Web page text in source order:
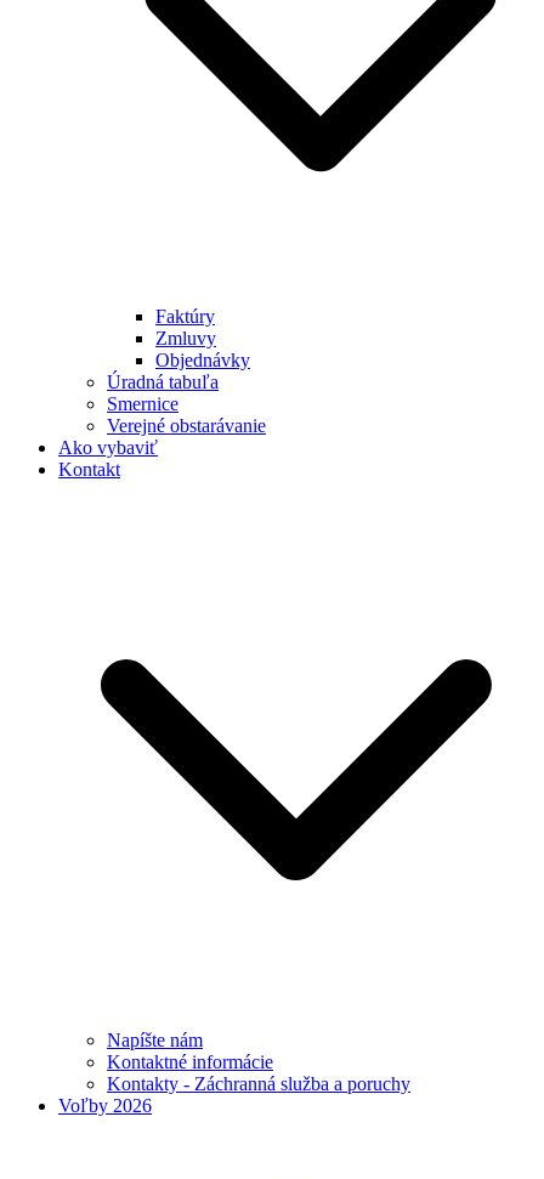
Faktúry
Zmluvy
Objednávky
Úradná tabuľa
Smernice
Verejné obstarávanie
Ako vybaviť
Kontakt
Napíšte nám
Kontaktné informácie
Kontakty - Záchranná služba a poruchy
Voľby 2026